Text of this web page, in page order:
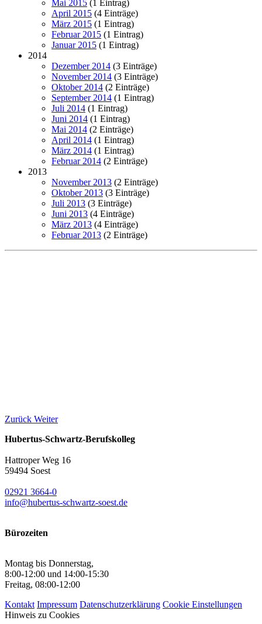
Mai 2015 (1 Eintrag)
April 2015 (4 Einträge)
März 2015 (1 Eintrag)
Februar 2015 (1 Eintrag)
Januar 2015 (1 Eintrag)
2014
Dezember 2014 (3 Einträge)
November 2014 (3 Einträge)
Oktober 2014 (2 Einträge)
September 2014 (1 Eintrag)
Juli 2014 (1 Eintrag)
Juni 2014 (1 Eintrag)
Mai 2014 (2 Einträge)
April 2014 (1 Eintrag)
März 2014 (1 Eintrag)
Februar 2014 (2 Einträge)
2013
November 2013 (2 Einträge)
Oktober 2013 (3 Einträge)
Juli 2013 (3 Einträge)
Juni 2013 (4 Einträge)
März 2013 (4 Einträge)
Februar 2013 (2 Einträge)
Zurück Weiter
Hubertus-Schwartz-Berufskolleg
Hattroper Weg 16
59494 Soest
02921 3664-0
info@hubertus-schwartz-soest.de
Bürozeiten
Montag bis Donnerstag,
8:00-12:00 und 14:00-15:30
Freitag, 08:00-12:00
Kontakt Impressum Datenschutzerklärung Cookie Einstellungen
Hinweis zu Cookies